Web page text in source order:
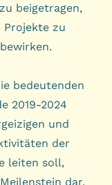
beigetragen,
zu
bedeutenden
2019-2024
und
der
leiten soll,
dar.